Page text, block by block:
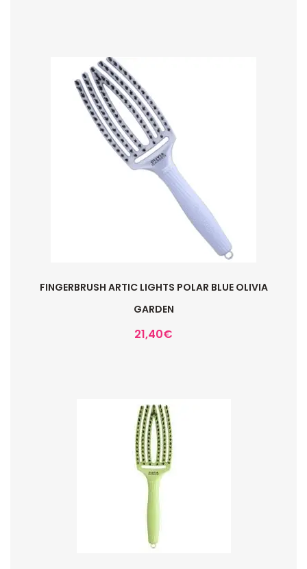
FINGERBRUSH ARTIC LIGHTS POLAR BLUE OLIVIA
GARDEN
21,40€